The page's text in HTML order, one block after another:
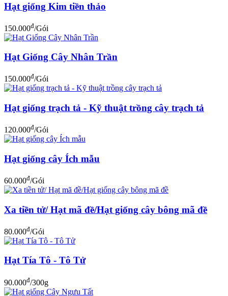
Hạt giống Kim tiền thảo
150.000đ/Gói
Hạt Giống Cây Nhân Trần
150.000đ/Gói
Hạt giống trạch tả - Kỹ thuật trồng cây trạch tả
120.000đ/Gói
Hạt giống cây Ích mẫu
60.000đ/Gói
Xa tiền tử/ Hạt mã đề/Hạt giống cây bông mã đề
80.000đ/Gói
Hạt Tía Tô - Tô Tử
90.000đ/300g